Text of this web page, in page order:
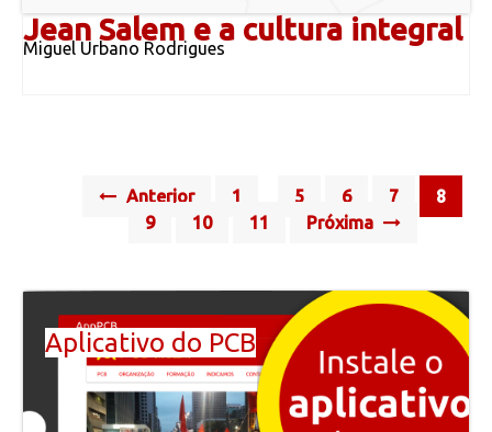
Jean Salem e a cultura integral
Miguel Urbano Rodrigues
navigation
Anterior 1 5 6 7
8
9
10 11 Próxima
Aplicativo do PCB